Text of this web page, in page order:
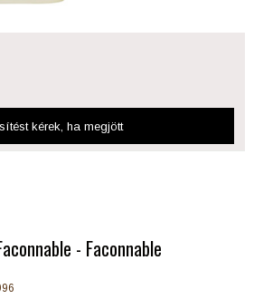
kérek, ha megjött
- Faconnable